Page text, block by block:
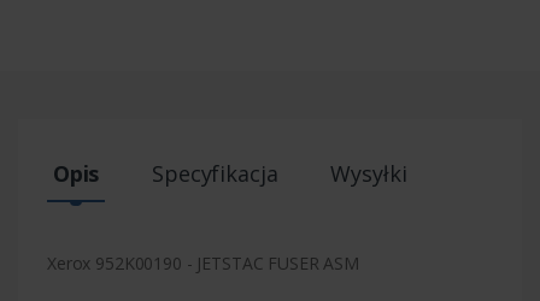
Opis Specyfikacja Wysyłki
Xerox 952K00190 - JETSTAC FUSER ASM